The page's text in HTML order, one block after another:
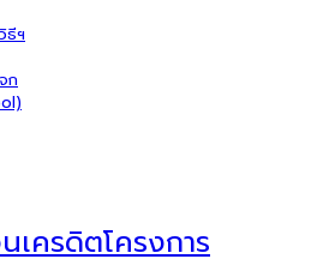
ธีฯ
ก
เครดิตโครงการ